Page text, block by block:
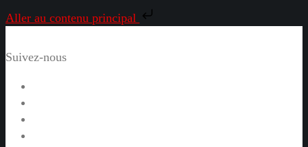
Aller au contenu principal
Suivez-nous